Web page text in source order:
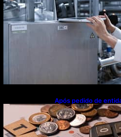
Após pedido de
flexibiliza regras da